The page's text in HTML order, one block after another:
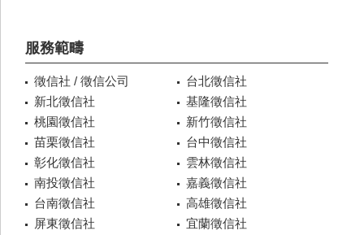
服務範疇
徵信社 / 徵信公司
台北徵信社
新北徵信社
基隆徵信社
桃園徵信社
新竹徵信社
苗栗徵信社
台中徵信社
彰化徵信社
雲林徵信社
南投徵信社
嘉義徵信社
台南徵信社
高雄徵信社
屏東徵信社
宜蘭徵信社